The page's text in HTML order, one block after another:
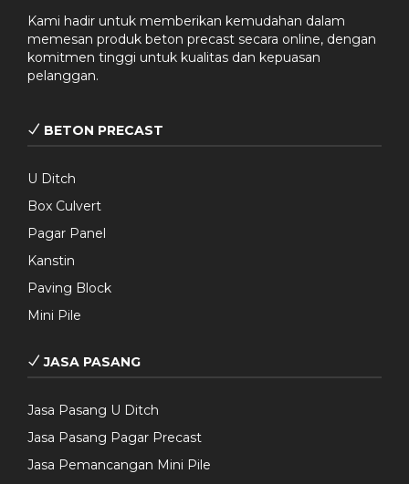
Kami hadir untuk memberikan kemudahan dalam
memesan produk beton precast secara online, dengan
komitmen tinggi untuk kualitas dan kepuasan
pelanggan.
BETON PRECAST
U Ditch
Box Culvert
Pagar Panel
Kanstin
Paving Block
Mini Pile
JASA PASANG
Jasa Pasang U Ditch
Jasa Pasang Pagar Precast
Jasa Pemancangan Mini Pile